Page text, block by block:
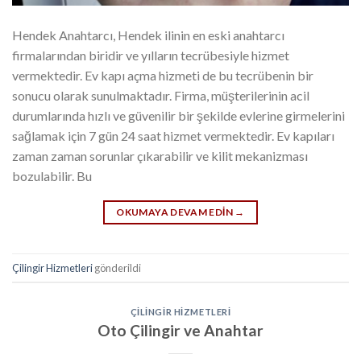
Hendek Anahtarcı, Hendek ilinin en eski anahtarcı
firmalarından biridir ve yılların tecrübesiyle hizmet
vermektedir. Ev kapı açma hizmeti de bu tecrübenin bir
sonucu olarak sunulmaktadır. Firma, müşterilerinin acil
durumlarında hızlı ve güvenilir bir şekilde evlerine girmelerini
sağlamak için 7 gün 24 saat hizmet vermektedir. Ev kapıları
zaman zaman sorunlar çıkarabilir ve kilit mekanizması
bozulabilir. Bu
OKUMAYA DEVAM EDIN →
Çilingir Hizmetlerigönderildi
ÇILINGIR HIZMETLERI
Oto Çilingir ve Anahtar